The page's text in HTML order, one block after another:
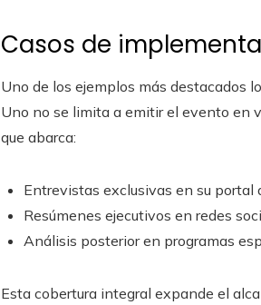
Casos de
Uno de los ejemplos más destacados
Uno no se limita a emitir el evento en
que abarca:
Entrevistas exclusivas en su portal
Resúmenes ejecutivos en redes
Análisis posterior en programas
Esta cobertura integral expande el